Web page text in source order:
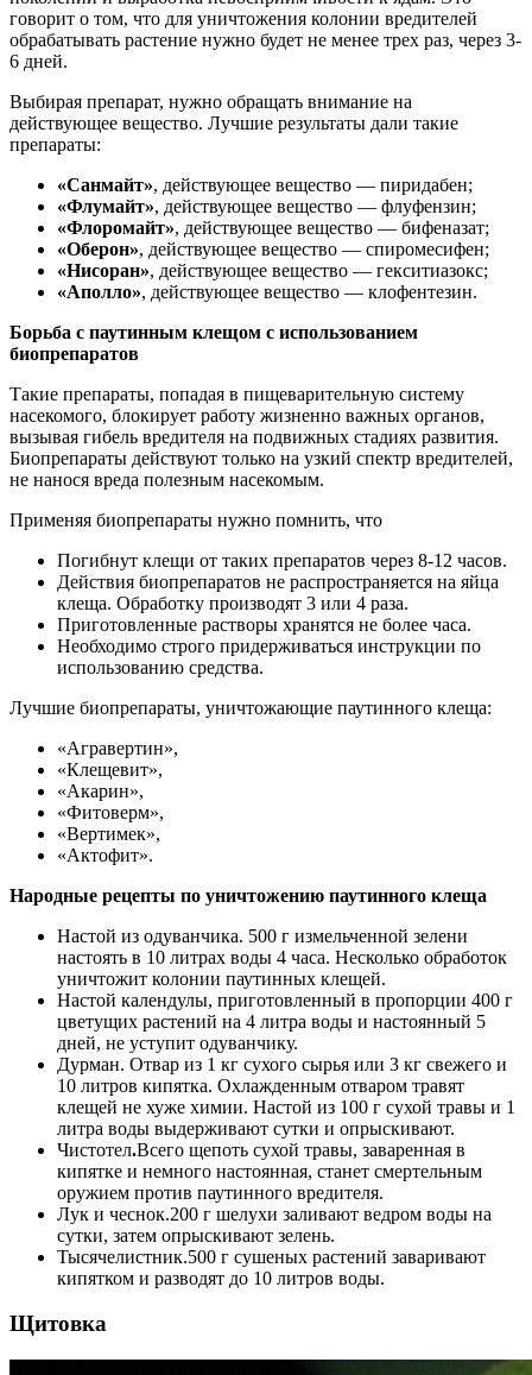
говорит о том, что для уничтожения колонии вредителей
обрабатывать растение нужно будет не менее трех раз, через 3-
6 дней.
Выбирая препарат, нужно обращать внимание на
действующее вещество. Лучшие результаты дали такие
препараты:
«Санмайт», действующее вещество — пиридабен;
«Флумайт», действующее вещество — флуфензин;
«Флоромайт», действующее вещество — бифеназат;
«Оберон», действующее вещество — спиромесифен;
«Нисоран», действующее вещество — гекситиазокс;
«Аполло», действующее вещество — клофентезин.
Борьба с паутинным клещом с использованием
биопрепаратов
Такие препараты, попадая в пищеварительную систему
насекомого, блокирует работу жизненно важных органов,
вызывая гибель вредителя на подвижных стадиях развития.
Биопрепараты действуют только на узкий спектр вредителей,
не нанося вреда полезным насекомым.
Применяя биопрепараты нужно помнить, что
Погибнут клещи от таких препаратов через 8-12 часов.
Действия биопрепаратов не распространяется на яйца
клеща. Обработку производят 3 или 4 раза.
Приготовленные растворы хранятся не более часа.
Необходимо строго придерживаться инструкции по
использованию средства.
Лучшие биопрепараты, уничтожающие паутинного клеща:
«Агравертин»,
«Клещевит»,
«Акарин»,
«Фитоверм»,
«Вертимек»,
«Актофит».
Народные рецепты по уничтожению паутинного клеща
Настой из одуванчика. 500 г измельченной зелени
настоять в 10 литрах воды 4 часа. Несколько обработок
уничтожит колонии паутинных клещей.
Настой календулы, приготовленный в пропорции 400 г
цветущих растений на 4 литра воды и настоянный 5
дней, не уступит одуванчику.
Дурман. Отвар из 1 кг сухого сырья или 3 кг свежего и
10 литров кипятка. Охлажденным отваром травят
клещей не хуже химии. Настой из 100 г сухой травы и 1
литра воды выдерживают сутки и опрыскивают.
Чистотел.Всего щепоть сухой травы, заваренная в
кипятке и немного настоянная, станет смертельным
оружием против паутинного вредителя.
Лук и чеснок.200 г шелухи заливают ведром воды на
сутки, затем опрыскивают зелень.
Тысячелистник.500 г сушеных растений заваривают
кипятком и разводят до 10 литров воды.
Щитовка